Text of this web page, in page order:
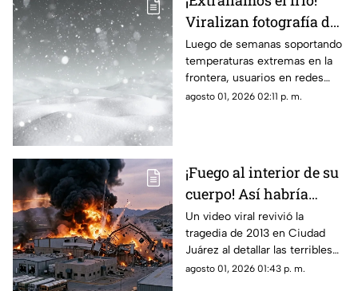
Viralizan fotografía del
Cerro de la Biblia con
nieve tras días con más
de 40 grados en Juárez
Luego de semanas soportando
temperaturas extremas en la
frontera, usuarios en redes
sociales añoran las nevadas de
agosto 01, 2026 02:11 p. m.
¡Fuego al interior de su
cuerpo! Así habría
muerto una de las
víctimas de la
explosión de una
maquiladora en Ciudad
Un video viral revivió la
tragedia de 2013 en Ciudad
Juárez al detallar las terribles
quemaduras internas que
agosto 01, 2026 01:43 p. m.